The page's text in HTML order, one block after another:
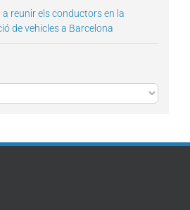
reunir els conductors en la
de vehicles a Barcelona